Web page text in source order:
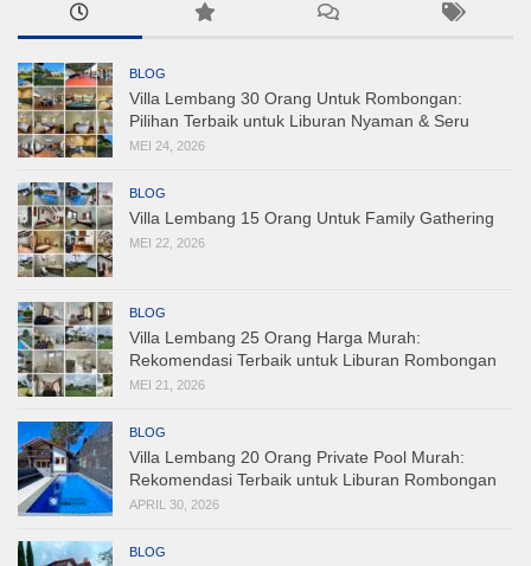
BLOG
Villa Lembang 30 Orang Untuk Rombongan:
Pilihan Terbaik untuk Liburan Nyaman & Seru
MEI 24, 2026
BLOG
Villa Lembang 15 Orang Untuk Family Gathering
MEI 22, 2026
BLOG
Villa Lembang 25 Orang Harga Murah:
Rekomendasi Terbaik untuk Liburan Rombongan
MEI 21, 2026
BLOG
Villa Lembang 20 Orang Private Pool Murah:
Rekomendasi Terbaik untuk Liburan Rombongan
APRIL 30, 2026
BLOG